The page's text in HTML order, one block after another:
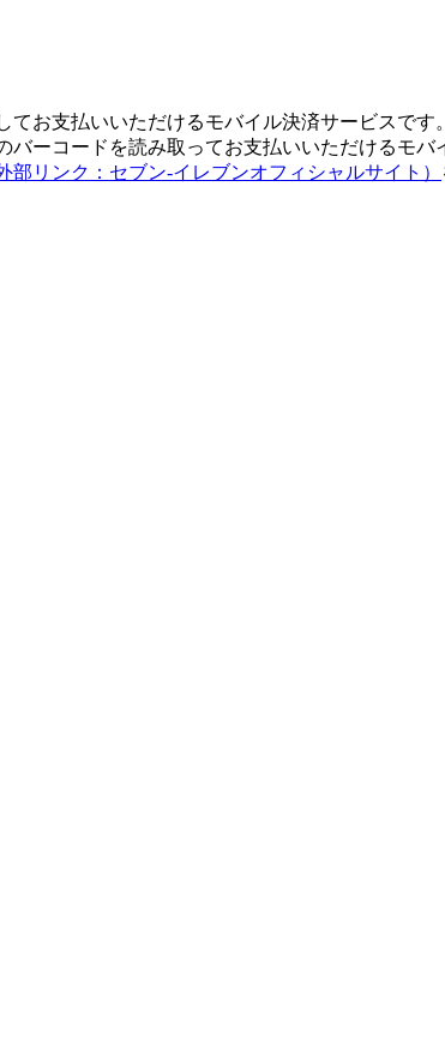
お支払いいただけるモバイル決済サービスです。
ーコードを読み取ってお支払いいただけるモバ
部リンク：セブン-イレブンオフィシャルサイト）